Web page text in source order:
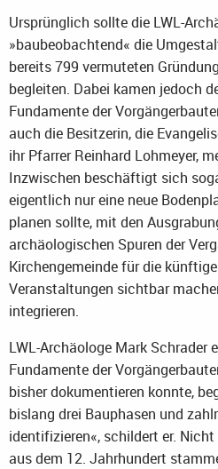
Ursprünglich sollte die LWL-
»baubeobachtend« die
bereits 799 vermuteten
begleiten. Dabei kamen jedoch
Fundamente der
auch die Besitzerin, die
ihr Pfarrer Reinhard Lohmeyer,
Inzwischen beschäftigt sich
eigentlich nur eine neue
planen sollte, mit den
archäologischen Spuren der
Kirchengemeinde für die
Veranstaltungen sichtbar
integrieren.
LWL-Archäologe Mark Schrader
Fundamente der
bisher dokumentieren konnte,
bislang drei Bauphasen und
identifizieren«, schildert er.
aus dem 12. Jahrhundert